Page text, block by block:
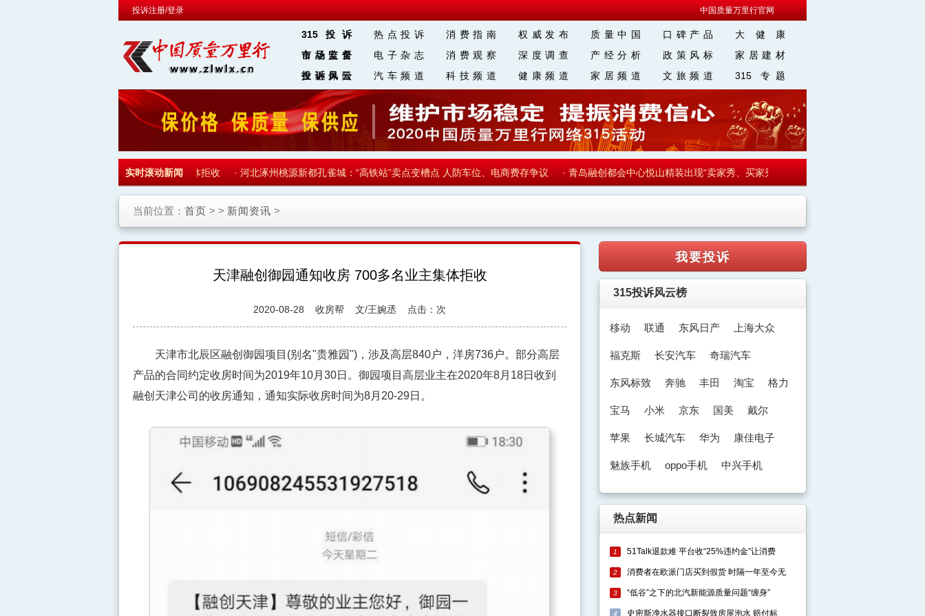
投诉注册/登录 中国质量万里行官网
315投诉 热点投诉 消费指南 权威发布 质量中国 口碑产品
大 健 康
食品安全
市场监督 电子杂志 消费观察 深度调查 产经分析 政策风标
家居建材
金融保险
投诉风云 汽车频道 科技频道 健康频道 家居频道 文旅频道
315 专题
区 块 链
实时滚动新闻
天津融创御园通知收房 700多名业主集体拒收 · 河北涿州桃源新都孔雀城：“高铁站”卖点变槽点 人防车位、电商费存争议 · 青岛融创都会中心悦山精装出现“卖家秀、买家秀”引投诉
当前位置： 首页 > > 新闻资讯 >
天津融创御园通知收房 700多名业主集体拒收
2020-08-28 收房帮 文/王婉丞 点击： 次
天津市北辰区融创御园项目(别名"贵雅园")，涉及高层840户，洋房736户。部分高层
产品的合同约定收房时间为2019年10月30日。御园项目高层业主在2020年8月18日收到
融创天津公司的收房通知，通知实际收房时间为8月20-29日。
我要投诉
315投诉风云榜
移动 联通 东风日产 上海大众
福克斯 长安汽车 奇瑞汽车
东风标致 奔驰 丰田 淘宝 格力
宝马 小米 京东 国美 戴尔
苹果 长城汽车 华为 康佳电子
魅族手机 oppo手机 中兴手机
奥迪
热点新闻
1 51Talk退款难 平台收“25%违约金”让消费
2 消费者在欧派门店买到假货 时隔一年至今无
3 “低谷”之下的北汽新能源质量问题“缠身”
4 史密斯净水器接口断裂致房屋泡水 赔付标